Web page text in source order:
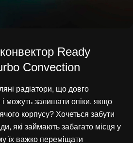
Ready
Convection
радіатори, що довго
і можуть залишати опіки, якщо
корпусу? Хочеться забути
які займають забагато місця у
їх важко переміщати